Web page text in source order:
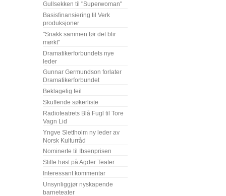
Gullsekken til "Superwoman"
Basisfinansiering til Verk
produksjoner
"Snakk sammen før det blir
mørkt"
Dramatikerforbundets nye
leder
Gunnar Germundson forlater
Dramatikerforbundet
Beklagelig feil
Skuffende søkerliste
Radioteatrets Blå Fugl til Tore
Vagn Lid
Yngve Slettholm ny leder av
Norsk Kulturråd
Nominerte til Ibsenprisen
Stille høst på Agder Teater
Interessant kommentar
Unsynliggjør nyskapende
barneteater